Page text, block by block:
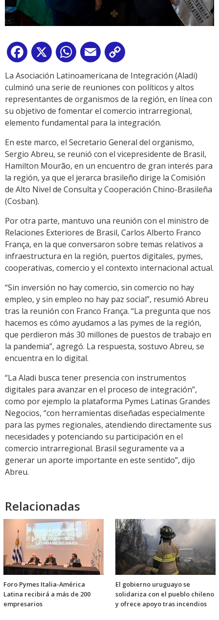
Facebook
X WhatsApp
Email
Link
La Asociación Latinoamericana de Integración (Aladi)
culminó una serie de reuniones con políticos y altos
representantes de organismos de la región, en línea con
su objetivo de fomentar el comercio intrarregional,
elemento fundamental para la integración.
En este marco, el Secretario General del organismo,
Sergio Abreu, se reunió con el vicepresidente de Brasil,
Hamilton Mourão, en un encuentro de gran interés para
la región, ya que el jerarca brasileño dirige la Comisión
de Alto Nivel de Consulta y Cooperación Chino-Brasileña
(Cosban).
Por otra parte, mantuvo una reunión con el ministro de
Relaciones Exteriores de Brasil, Carlos Alberto Franco
França, en la que conversaron sobre temas relativos a
infraestructura en la región, puertos digitales, pymes,
cooperativas, comercio y el contexto internacional actual.
“Sin inversión no hay comercio, sin comercio no hay
empleo, y sin empleo no hay paz social”, resumió Abreu
tras la reunión con Franco França. “La pregunta que nos
hacemos es cómo ayudamos a las pymes de la región,
que perdieron más 30 millones de puestos de trabajo en
la pandemia”, agregó. La respuesta, sostuvo Abreu, se
encuentra en lo digital.
“La Aladi busca tener presencia con instrumentos
digitales para avanzar en el proceso de integración”,
como por ejemplo la plataforma Pymes Latinas Grandes
Negocios, “con herramientas diseñadas especialmente
para las pymes regionales, atendiendo directamente sus
necesidades y potenciando su participación en el
comercio intrarregional. Brasil seguramente va a
generar un aporte importante en este sentido”, dijo
Abreu.
Relacionadas
Foro Pymes Italia-América
Latina recibirá a más de 200
empresarios
El gobierno uruguayo se
solidariza con el pueblo chileno
y ofrece apoyo tras incendios